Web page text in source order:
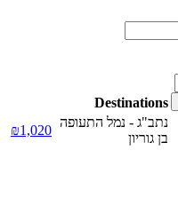
Destinations
נתב"ג - נמל התעופה
בן גוריון
₪1,020